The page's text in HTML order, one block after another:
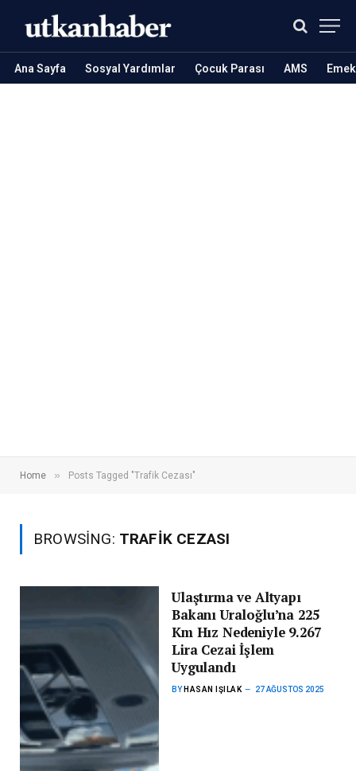
Ana Sayfa Sosyal Yardımlar Çocuk Parası AMS
Home » Posts Tagged "Trafik Cezası"
BROWSING: TRAFIK CEZASI
Ulaştırma ve Altyapı
Bakanı Uraloğlu’na 225
Km Hız Nedeniyle 9.267
Lira Cezai İşlem
Uygulandı
BY HASAN IŞILAK 27 AĞUSTOS 2025